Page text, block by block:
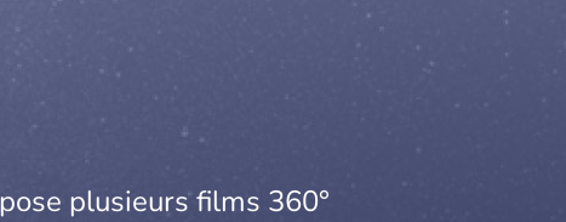
plusieurs films 360°